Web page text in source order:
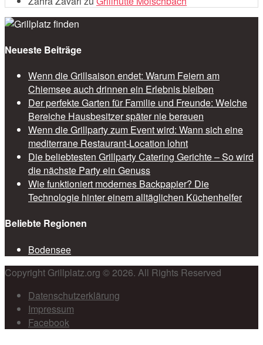
Neueste Beiträge
Wenn die Grillsaison endet: Warum Feiern am
Chiemsee auch drinnen ein Erlebnis bleiben
Der perfekte Garten für Familie und Freunde: Welche
Bereiche Hausbesitzer später nie bereuen
Wenn die Grillparty zum Event wird: Wann sich eine
mediterrane Restaurant-Location lohnt
Die beliebtesten Grillparty Catering Gerichte – So wird
die nächste Party ein Genuss
Wie funktioniert modernes Backpapier? Die
Technologie hinter einem alltäglichen Küchenhelfer
Beliebte Regionen
Bodensee
Copyright Grillplatz.org © 2026. All Rights Reserved
Datenschutzerklärung
Impressum
Facebook